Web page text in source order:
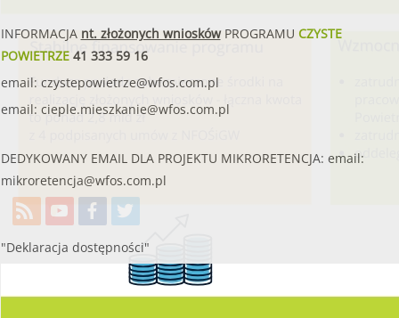
INFORMACJA nt. złożonych wnioskówPROGRAMU CZYSTE
POWIETRZE41 333 59 16
email: czystepowietrze@wfos.com.pl
email: cieple.mieszkanie@wfos.com.pl
DEDYKOWANY EMAIL DLA PROJEKTU MIKRORETENCJA: email:
mikroretencja@wfos.com.pl
"Deklaracja dostępności"
Utworzono przez W.S.ds.IT